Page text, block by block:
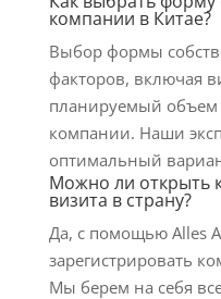
компании в Китае?
Выбор формы
факторов, включая
планируемый объем
компании. Наши
оптимальный
Можно ли открыть
визита в страну?
Да, с помощью Alles
зарегистрировать
Мы берем на себя